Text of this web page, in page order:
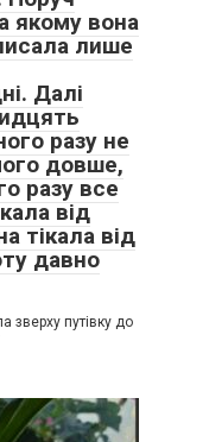
якому вона
лише
Далі
разу не
довше,
разу все
від
тікала від
давно
зверху путівку до